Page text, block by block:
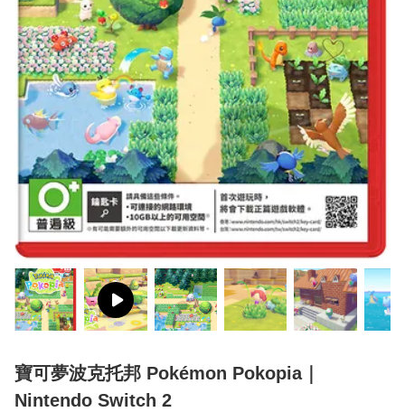
寶可夢波克托邦 Pokémon Pokopia｜
Nintendo Switch 2